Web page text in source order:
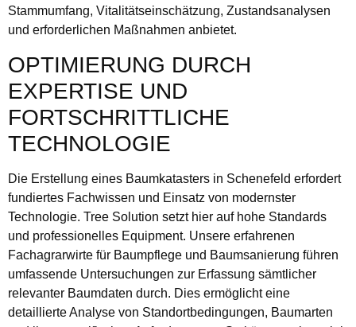
Stammumfang, Vitalitätseinschätzung, Zustandsanalysen
und erforderlichen Maßnahmen anbietet.
OPTIMIERUNG DURCH
EXPERTISE UND
FORTSCHRITTLICHE
TECHNOLOGIE
Die Erstellung eines Baumkatasters in Schenefeld erfordert
fundiertes Fachwissen und Einsatz von modernster
Technologie. Tree Solution setzt hier auf hohe Standards
und professionelles Equipment. Unsere erfahrenen
Fachagrarwirte für Baumpflege und Baumsanierung führen
umfassende Untersuchungen zur Erfassung sämtlicher
relevanter Baumdaten durch. Dies ermöglicht eine
detaillierte Analyse von Standortbedingungen, Baumarten